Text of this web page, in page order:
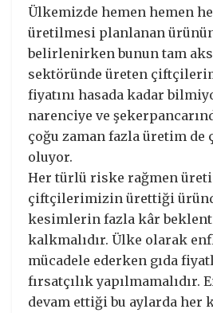
Ülkemizde hemen hemen
üretilmesi planlanan ürünün
belirlenirken bunun tam
sektöründe üreten
fiyatını hasada kadar
narenciye ve
çoğu zaman fazla üretim de
oluyor.
Her türlü riske rağmen
çiftçilerimizin ürettiği
kesimlerin fazla kâr
kalkmalıdır. Ülke olarak
mücadele ederken gıda
fırsatçılık yapılmamalıdır.
devam ettiği bu aylarda her